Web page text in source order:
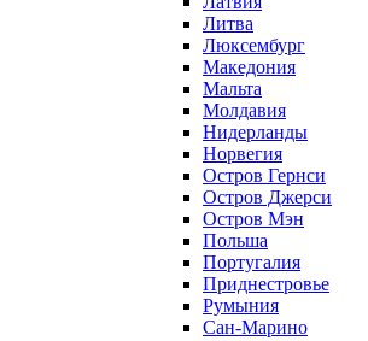
Литва
Люксембург
Македония
Мальта
Молдавия
Нидерланды
Норвегия
Остров Гернси
Остров Джерси
Остров Мэн
Польша
Португалия
Приднестровье
Румыния
Сан-Марино